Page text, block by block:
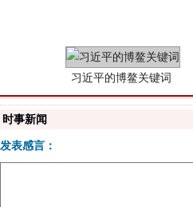
时事新闻
发表感言：